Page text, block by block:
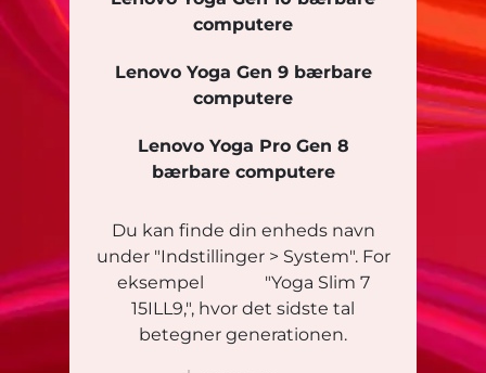
computere
Lenovo Yoga Gen 9 bærbare
computere
Lenovo Yoga Pro Gen 8
bærbare computere
Du kan finde din enheds navn
under "Indstillinger > System". For
eksempel "Yoga Slim 7
15ILL9,", hvor det sidste tal
betegner generationen.